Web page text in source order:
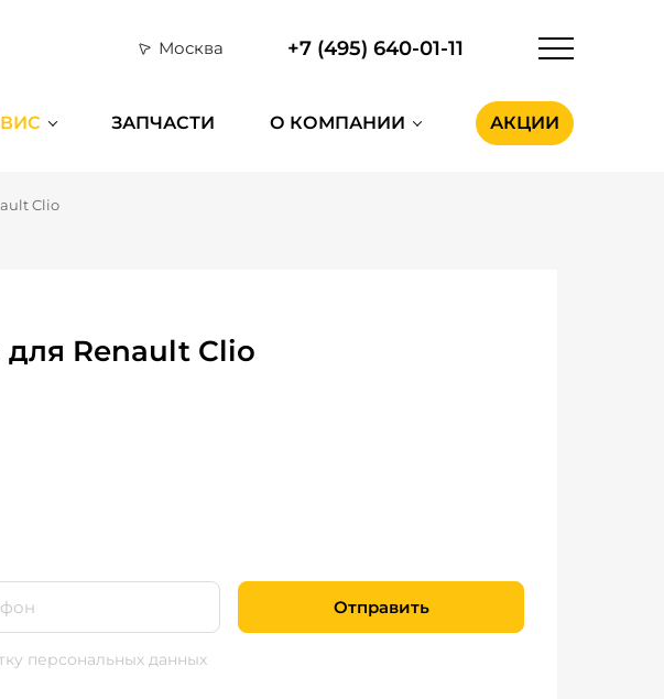
Москва +7 (495) 640-01-11
ЗАПЧАСТИ О КОМПАНИИ АКЦИИ
Clio
Renault Clio
Отправить
персональных данных